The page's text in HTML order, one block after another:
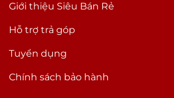
Giới thiệu Siêu Bán Rẻ
Hỗ trợ trả góp
Tuyển dụng
Chính sách bảo hành